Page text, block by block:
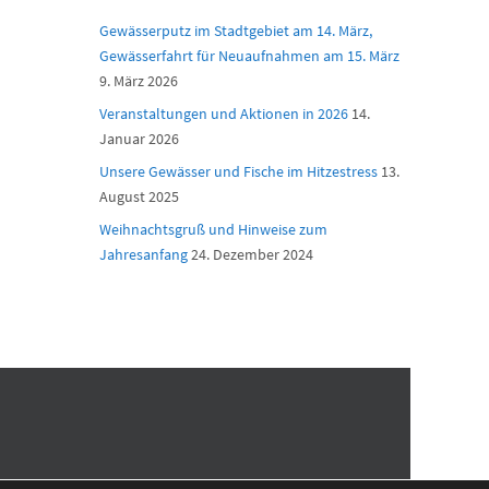
Gewässerputz im Stadtgebiet am 14. März,
Gewässerfahrt für Neuaufnahmen am 15. März
9. März 2026
Veranstaltungen und Aktionen in 2026 14.
Januar 2026
Unsere Gewässer und Fische im Hitzestress 13.
August 2025
Weihnachtsgruß und Hinweise zum
Jahresanfang24. Dezember 2024